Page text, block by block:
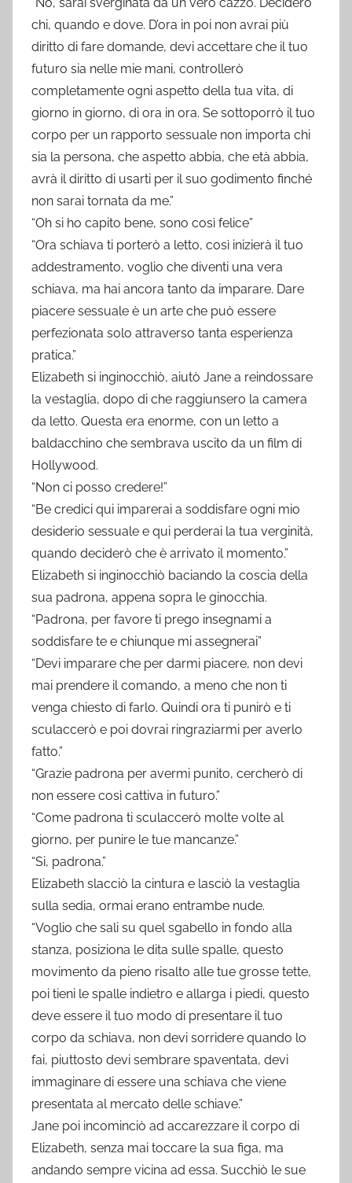
chi, quando e dove. D’ora in poi non avrai più
diritto di fare domande, devi accettare che il tuo
futuro sia nelle mie mani, controllerò
completamente ogni aspetto della tua vita, di
giorno in giorno, di ora in ora. Se sottoporrò il tuo
corpo per un rapporto sessuale non importa chi
sia la persona, che aspetto abbia, che età abbia,
avrà il diritto di usarti per il suo godimento finché
non sarai tornata da me.”
“Oh si ho capito bene, sono così felice”
“Ora schiava ti porterò a letto, così inizierà il tuo
addestramento, voglio che diventi una vera
schiava, ma hai ancora tanto da imparare. Dare
piacere sessuale è un arte che può essere
perfezionata solo attraverso tanta esperienza
pratica.”
Elizabeth si inginocchiò, aiutò Jane a reindossare
la vestaglia, dopo di che raggiunsero la camera
da letto. Questa era enorme, con un letto a
baldacchino che sembrava uscito da un film di
Hollywood.
“Non ci posso credere!”
“Be credici qui imparerai a soddisfare ogni mio
desiderio sessuale e qui perderai la tua verginità,
quando deciderò che è arrivato il momento.”
Elizabeth si inginocchiò baciando la coscia della
sua padrona, appena sopra le ginocchia.
“Padrona, per favore ti prego insegnami a
soddisfare te e chiunque mi assegnerai”
“Devi imparare che per darmi piacere, non devi
mai prendere il comando, a meno che non ti
venga chiesto di farlo. Quindi ora ti punirò e ti
sculaccerò e poi dovrai ringraziarmi per averlo
fatto.”
“Grazie padrona per avermi punito, cercherò di
non essere così cattiva in futuro.”
“Come padrona ti sculaccerò molte volte al
giorno, per punire le tue mancanze.”
“Si, padrona.”
Elizabeth slacciò la cintura e lasciò la vestaglia
sulla sedia, ormai erano entrambe nude.
“Voglio che sali su quel sgabello in fondo alla
stanza, posiziona le dita sulle spalle, questo
movimento da pieno risalto alle tue grosse tette,
poi tieni le spalle indietro e allarga i piedi, questo
deve essere il tuo modo di presentare il tuo
corpo da schiava, non devi sorridere quando lo
fai, piuttosto devi sembrare spaventata, devi
immaginare di essere una schiava che viene
presentata al mercato delle schiave.”
Jane poi incominciò ad accarezzare il corpo di
Elizabeth, senza mai toccare la sua figa, ma
andando sempre vicina ad essa. Succhiò le sue